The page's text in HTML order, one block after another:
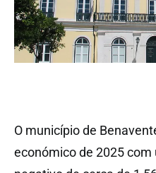
O município de
económico de 2025